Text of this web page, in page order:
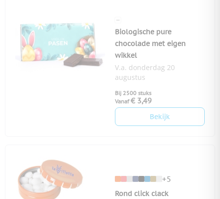
Biologische pure
chocolade met eigen
wikkel
V.a. donderdag 20
augustus
Bij 2500 stuks
Vanaf € 3,49
Bekijk
+5
Rond click clack